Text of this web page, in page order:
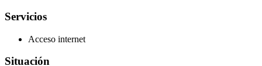
Servicios
Acceso internet
Situación